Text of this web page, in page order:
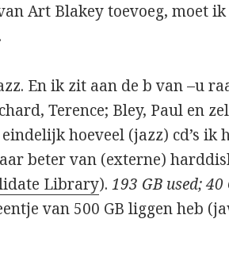
Art Blakey toevoeg, moet
En ik zit aan de b van –u
Terence; Bley, Paul en
hoeveel (jazz) cd’s ik
beter van (externe)
Library).193 GB used;
van 500 GB liggen heb